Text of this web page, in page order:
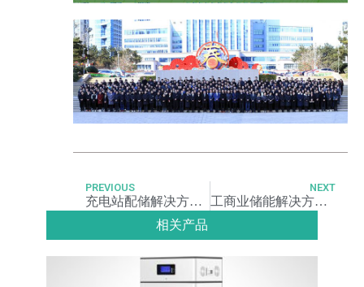
PREVIOUS
充电站配储解决方案实现光伏发电电池储能和汽车充电三位一体协同
NEXT
工商业储能解决方案如何帮助工厂降低需量电费减少运营成本
相关产品